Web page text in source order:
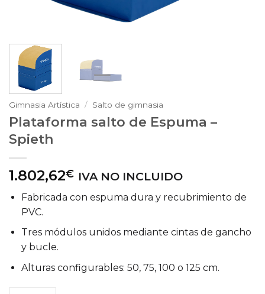
Gimnasia Artística / Salto de gimnasia
Plataforma salto de Espuma –
Spieth
1.802,62€ IVA NO INCLUIDO
Fabricada con espuma dura y recubrimiento de
PVC.
Tres módulos unidos mediante cintas de gancho
y bucle.
Alturas configurables: 50, 75, 100 o 125 cm.